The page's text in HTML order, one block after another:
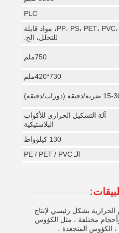
PLC
PP، PS، PET، PVC، ABS، مواد قابلة
للتحلل، الخ.
750ملم
730*420ملم
دقيقة (دورات/دقيقة)
آلة التشكيل الحراري للأكواب
البلاستيكية
130 كيلوواط
الـ PE / PET / PVC
بشكل رئيسي لإنتاج
مختلفة ، مثل الكؤوس
الكؤوس المتجعدة ،